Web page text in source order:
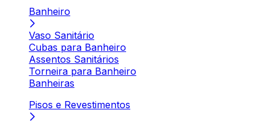
Banheiro
Vaso Sanitário
Cubas para Banheiro
Assentos Sanitários
Torneira para Banheiro
Banheiras
Pisos e Revestimentos